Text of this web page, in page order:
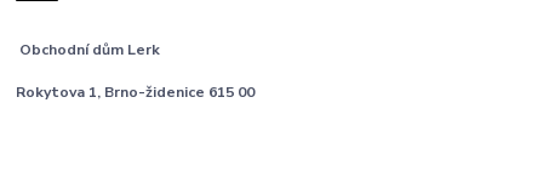
Obchodní dům Lerk
Rokytova 1, Brno-židenice 615 00